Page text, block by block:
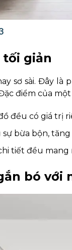
tối giản
sơ sài. Đây là
điểm của một
đều có giá trị
sự bừa bộn,
tiết đều
bó với